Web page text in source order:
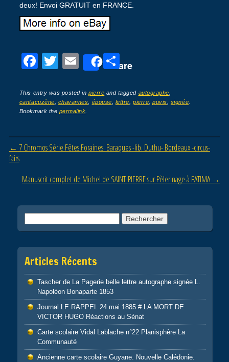
deux! Envoi GRATUIT en FRANCE.
F
c
e
o
k
T
tt
er
E
ail
Share
P
ta
g
This entry was posted inpierre and tagged autographe
cantacuzène
chavannes épouse lettre pierre ,puvis signée
Bookmark the permalink
Post navigation
← 7 Chromos Série Fêtes Foraines. Baraques -lib. Duthu- Bordeaux -circus-
fairs
Manuscrit complet de Michel de SAINT-PIERRE sur Pèlerinage à FATIMA →
Articles Récents
Tascher de La Pagerie belle lettre autographe signée L.
Napoléon Bonaparte 1853
Journal LE RAPPEL 24 mai 1885 # LA MORT DE
VICTOR HUGO Réactions au Sénat
Carte scolaire Vidal Lablache n°22 Planisphère La
Communauté
Ancienne carte scolaire Guyane. Nouvelle Calédonie.